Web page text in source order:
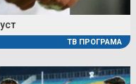
ТВ ПРОГРАМА